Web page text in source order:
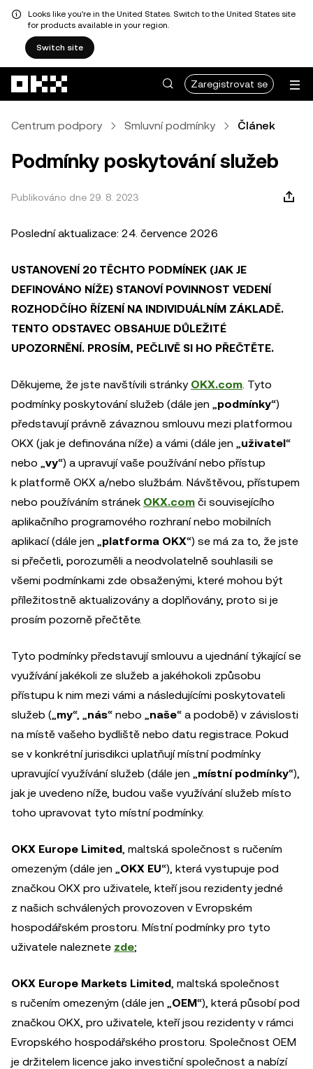
Looks like you're in the United States. Switch to the United States site
for products available in your region.
Switch site
Zaregistrovat se
Centrum podpory Smluvní podmínky Článek
Podmínky poskytování služeb
Publikováno dne 29. 8. 2023
Poslední aktualizace: 24. července 2026
USTANOVENÍ 20 TĚCHTO PODMÍNEK (JAK JE
DEFINOVÁNO NÍŽE) STANOVÍ POVINNOST VEDENÍ
ROZHODČÍHO ŘÍZENÍ NA INDIVIDUÁLNÍM ZÁKLADĚ.
TENTO ODSTAVEC OBSAHUJE DŮLEŽITÉ
UPOZORNĚNÍ. PROSÍM, PEČLIVĚ SI HO PŘEČTĚTE.
Děkujeme, že jste navštívili stránky OKX.com. Tyto
podmínky poskytování služeb (dále jen „podmínky“)
představují právně závaznou smlouvu mezi platformou
OKX (jak je definována níže) a vámi (dále jen „uživatel“
nebo „vy“) a upravují vaše používání nebo přístup
k platformě OKX a/nebo službám. Návštěvou, přístupem
nebo používáním stránek OKX.com či souvisejícího
aplikačního programového rozhraní nebo mobilních
aplikací (dále jen „platforma OKX“) se má za to, že jste
si přečetli, porozuměli a neodvolatelně souhlasili se
všemi podmínkami zde obsaženými, které mohou být
příležitostně aktualizovány a doplňovány, proto si je
prosím pozorně přečtěte.
Tyto podmínky představují smlouvu a ujednání týkající se
využívání jakékoli ze služeb a jakéhokoli způsobu
přístupu k nim mezi vámi a následujícími poskytovateli
služeb („my“, „nás“ nebo „naše“ a podobě) v závislosti
na místě vašeho bydliště nebo datu registrace. Pokud
se v konkrétní jurisdikci uplatňují místní podmínky
upravující využívání služeb (dále jen „místní podmínky“),
jak je uvedeno níže, budou vaše využívání služeb místo
toho upravovat tyto místní podmínky.
OKX Europe Limited, maltská společnost s ručením
omezeným (dále jen „OKX EU“), která vystupuje pod
značkou OKX pro uživatele, kteří jsou rezidenty jedné
z našich schválených provozoven v Evropském
hospodářském prostoru. Místní podmínky pro tyto
uživatele naleznete zde;
OKX Europe Markets Limited, maltská společnost
s ručením omezeným (dále jen „OEM“), která působí pod
značkou OKX, pro uživatele, kteří jsou rezidenty v rámci
Evropského hospodářského prostoru. Společnost OEM
je držitelem licence jako investiční společnost a nabízí